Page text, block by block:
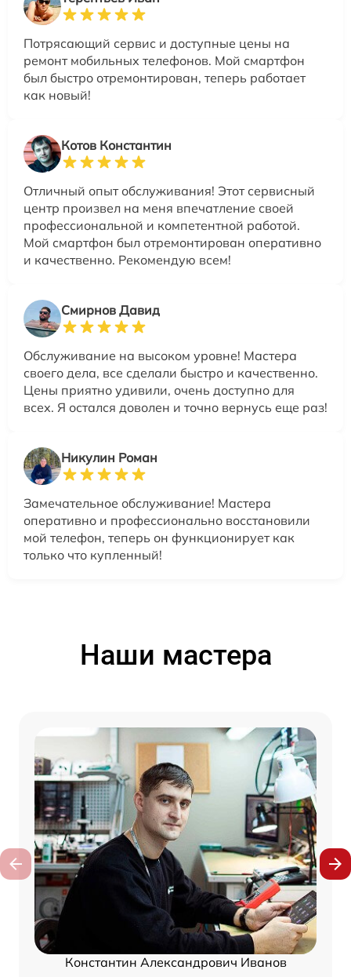
Потрясающий сервис и доступные цены на
ремонт мобильных телефонов. Мой смартфон
был быстро отремонтирован, теперь работает
как новый!
Котов Константин
Отличный опыт обслуживания! Этот сервисный
центр произвел на меня впечатление своей
профессиональной и компетентной работой.
Мой смартфон был отремонтирован оперативно
и качественно. Рекомендую всем!
Смирнов Давид
Обслуживание на высоком уровне! Мастера
своего дела, все сделали быстро и качественно.
Цены приятно удивили, очень доступно для
всех. Я остался доволен и точно вернусь еще раз!
Никулин Роман
Замечательное обслуживание! Мастера
оперативно и профессионально восстановили
мой телефон, теперь он функционирует как
только что купленный!
Наши мастера
Константин Александрович Иванов